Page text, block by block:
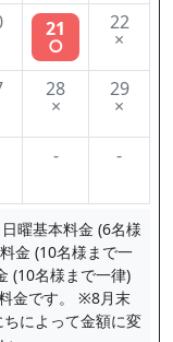
21
○
22
×
28
×
29
×
- -
曜基本料金 (6名様
金 (10名様まで一
(10名様まで一律)
金です。 ※8月末
によって金額に変